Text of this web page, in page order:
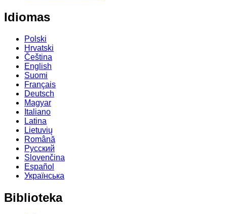
Idiomas
Polski
Hrvatski
Čeština
English
Suomi
Français
Deutsch
Magyar
Italiano
Latina
Lietuvių
Română
Русский
Slovenčina
Español
Українська
Biblioteka